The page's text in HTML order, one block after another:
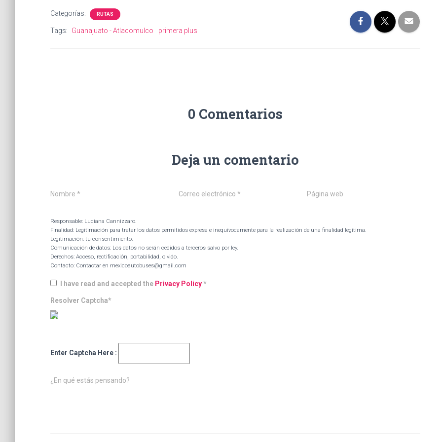
Categorías: RUTAS
Tags: Guanajuato - Atlacomulco primera plus
0 Comentarios
Deja un comentario
Nombre * Correo electrónico * Página web
Responsable: Luciana Cannizzaro.
Finalidad: Legitimación para tratar los datos permitidos expresa e inequívocamente para la realización de una finalidad legítima.
Legitimación: tu consentimiento.
Comunicación de datos: Los datos no serán cedidos a terceros salvo por ley.
Derechos: Acceso, rectificación, portabilidad, olvido.
Contacto: Contactar en mexicoautobuses@gmail.com
I have read and accepted the Privacy Policy*
Resolver Captcha*
Enter Captcha Here :
¿En qué estás pensando?